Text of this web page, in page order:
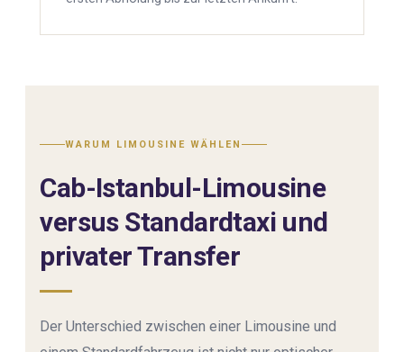
WARUM LIMOUSINE WÄHLEN
Cab-Istanbul-Limousine
versus Standardtaxi und
privater Transfer
Der Unterschied zwischen einer Limousine und